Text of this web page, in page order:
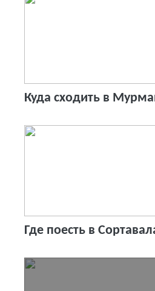
Куда сходить в
Где поесть в